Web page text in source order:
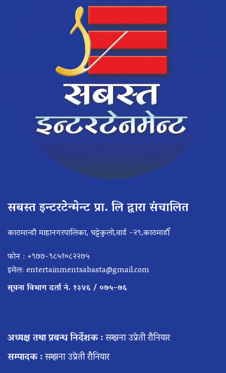
सबस्त इन्टरटेन्मेन्ट प्रा. लि द्वारा संचालित
काठमान्डौ माहानगरपालिका, घट्टेकुलो,वार्ड -२९,काठमाडौँ
फोन : +९७७-९८५१०८२२७५
इमेल: entertainmentsabasta@gmail.com
सूचना विभाग दर्ता नं. १३४६ / ०७५–७६
अध्यक्ष तथा प्रबन्ध निर्देशक :सम्झना उप्रेती रौनियार
सम्पादक :सम्झना उप्रेती रौनियार